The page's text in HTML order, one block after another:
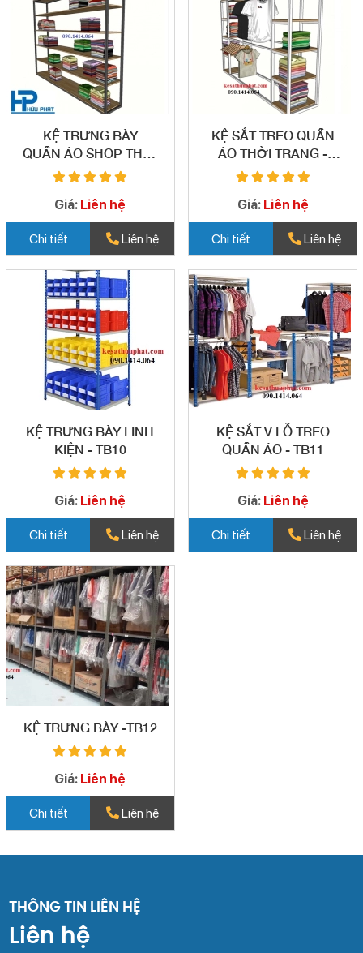
KỆ TRƯNG BÀY
QUẦN ÁO SHOP THỜI
TRANG - TB08
Giá: Liên hệ
Chi tiết Liên hệ
KỆ SẮT TREO QUẦN
ÁO THỜI TRANG -
TB09
Giá: Liên hệ
Chi tiết Liên hệ
KỆ TRƯNG BÀY LINH
KIỆN - TB10
Giá: Liên hệ
Chi tiết Liên hệ
KỆ SẮT V LỖ TREO
QUẦN ÁO - TB11
Giá: Liên hệ
Chi tiết Liên hệ
KỆ TRƯNG BÀY -TB12
Giá: Liên hệ
Chi tiết Liên hệ
THÔNG TIN LIÊN HỆ
Liên hệ